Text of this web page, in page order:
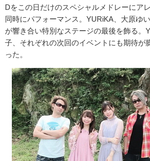
Dをこの日だけのスペシャルメドレーにア
同時にパフォーマンス。YURiKA、大原ゆ
が響き合い特別なステージの最後を飾る。
子、それぞれの次回のイベントにも期待が
った。